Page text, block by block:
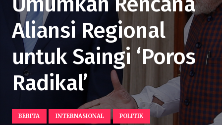
Aliansi Regional
untuk Saingi ‘Poros
Radikal’
BERITA INTERNASIONAL POLITIK